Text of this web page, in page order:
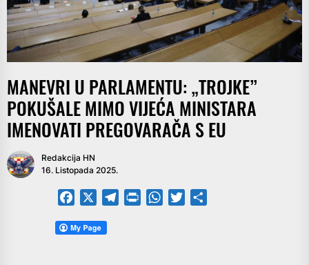
MANEVRI U PARLAMENTU: „TROJKE”
POKUŠALE MIMO VIJEĆA MINISTARA
IMENOVATI PREGOVARAČA S EU
Redakcija HN
16. Listopada 2025.
Facebook TelegramPrintFriendly
WhatsApp
Twitter